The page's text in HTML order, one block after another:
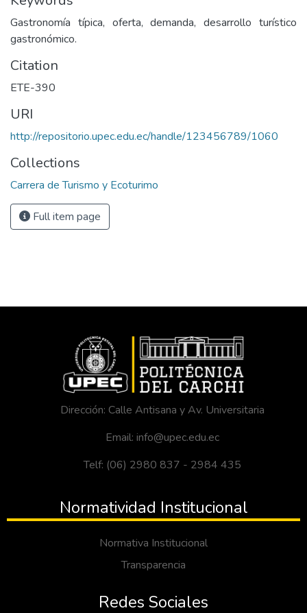
Gastronomía típica, oferta, demanda, desarrollo turístico
gastronómico.
Citation
ETE-390
URI
http://repositorio.upec.edu.ec/handle/123456789/1060
Collections
Carrera de Turismo y Ecoturimo
Full item page
Dirección: Calle Antisana y Av. Universitaria
Email: info@upec.edu.ec
Telf: (06) 2980 837 - 2984 435
Normatividad Institucional
Normativa Institucional
Transparencia
Redes Sociales